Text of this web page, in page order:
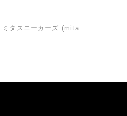
ミタスニーカーズ (mita